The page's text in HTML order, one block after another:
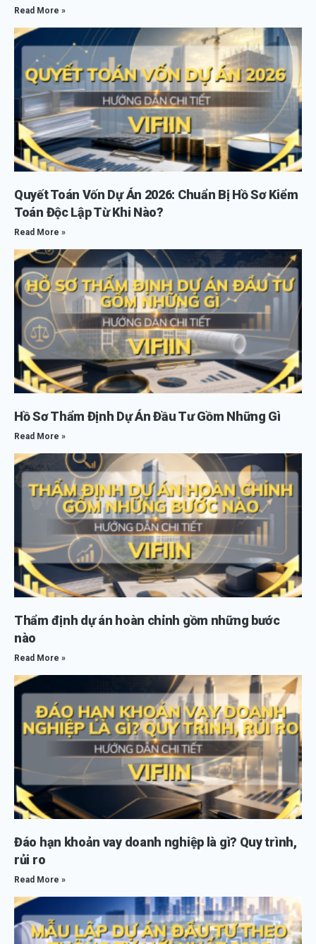
Read More »
Quyết Toán Vốn Dự Án 2026: Chuẩn Bị Hồ Sơ Kiểm
Toán Độc Lập Từ Khi Nào?
Read More »
Hồ Sơ Thẩm Định Dự Án Đầu Tư Gồm Những Gì
Read More »
Thẩm định dự án hoàn chỉnh gồm những bước
nào
Read More »
Đáo hạn khoản vay doanh nghiệp là gì? Quy trình,
rủi ro
Read More »